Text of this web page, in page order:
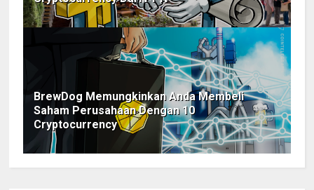
BrewDog Memungkinkan Anda Membeli
Saham Perusahaan Dengan 10
Cryptocurrency